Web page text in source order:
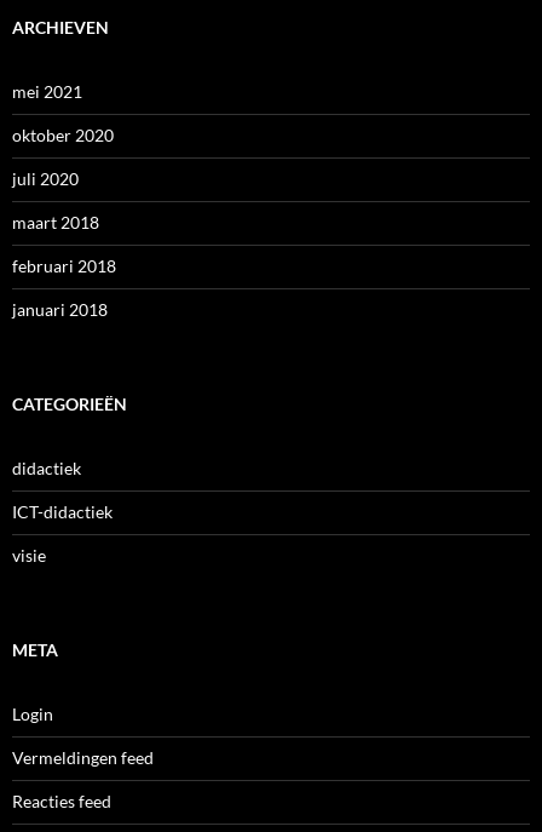
ARCHIEVEN
mei 2021
oktober 2020
juli 2020
maart 2018
februari 2018
januari 2018
CATEGORIEËN
didactiek
ICT-didactiek
visie
META
Login
Vermeldingen feed
Reacties feed